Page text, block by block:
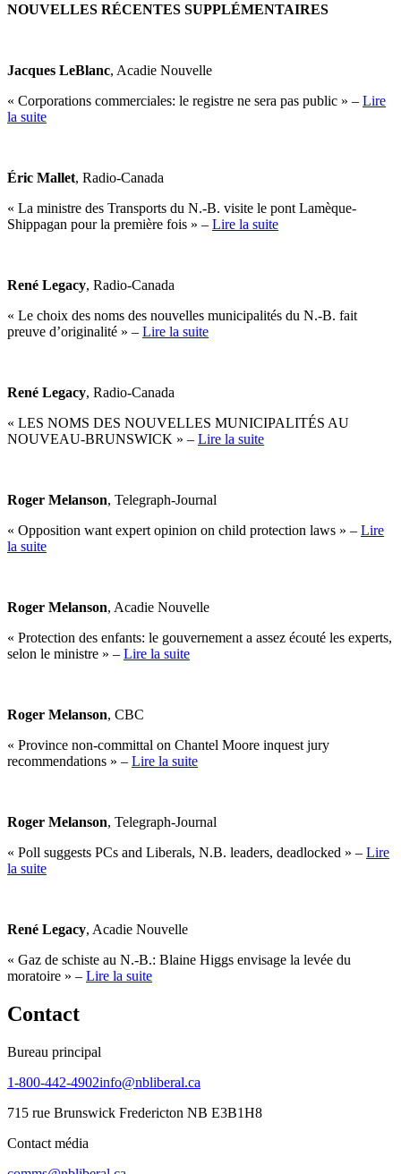
NOUVELLES RÉCENTES SUPPLÉMENTAIRES
Jacques LeBlanc, Acadie Nouvelle
« Corporations commerciales: le registre ne sera pas public » – Lire
la suite
Éric Mallet, Radio-Canada
« La ministre des Transports du N.-B. visite le pont Lamèque-
Shippagan pour la première fois » – Lire la suite
René Legacy, Radio-Canada
« Le choix des noms des nouvelles municipalités du N.-B. fait
preuve d’originalité » – Lire la suite
René Legacy, Radio-Canada
« LES NOMS DES NOUVELLES MUNICIPALITÉS AU
NOUVEAU-BRUNSWICK » – Lire la suite
Roger Melanson, Telegraph-Journal
« Opposition want expert opinion on child protection laws » – Lire
la suite
Roger Melanson, Acadie Nouvelle
« Protection des enfants: le gouvernement a assez écouté les experts,
selon le ministre » – Lire la suite
Roger Melanson, CBC
« Province non-committal on Chantel Moore inquest jury
recommendations » – Lire la suite
Roger Melanson, Telegraph-Journal
« Poll suggests PCs and Liberals, N.B. leaders, deadlocked » – Lire
la suite
René Legacy, Acadie Nouvelle
« Gaz de schiste au N.-B.: Blaine Higgs envisage la levée du
moratoire » – Lire la suite
Contact
Bureau principal
1-800-442-4902info@nbliberal.ca
715 rue Brunswick Fredericton NB E3B1H8
Contact média